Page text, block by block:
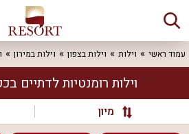
עמוד ראשי וילות וילות בצפון וילות במירון
וילות רומנטיות לדתיים
מיון